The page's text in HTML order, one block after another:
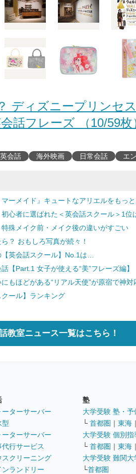
ディズニープリンセ
話フレーズ （10/59枚
会話 海外映画 日常会話 エ
ーメイド』キュートなアリエルをもっ
心者に選ばれた＜英会話スクール＞1位
特殊メイク前・メイク後の違いがすごい
？ おもしろ写真が続々！
英会話スクール】No.1は…
【Part.1 女子が使える“美”フレーズ編】
もほどがある“リアル天使”が原宿で神対
ール】ランキング
教室ニュース一覧はこちら！
ーターサーバー
型
ーターサーバー
代行サービス
スクリーニング
ンランドリー
塾
大学受験 塾・
└ 首都圏 ｜ 東海 ｜
大学受験 個別
└ 首都圏 ｜ 東海 ｜
大学受験 難関
└首都圏